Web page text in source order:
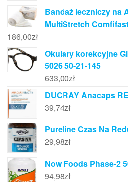
Bandaż leczniczy na
MultiStretch
186,00zł
Okulary korekcyjne
5026 50-21-145
633,00zł
DUCRAY Anacaps
39,74zł
Pureline Czas Na
29,98zł
Now Foods Phase-2
94,98zł